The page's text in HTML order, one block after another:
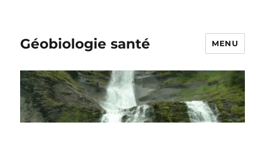
Géobiologie santé MENU